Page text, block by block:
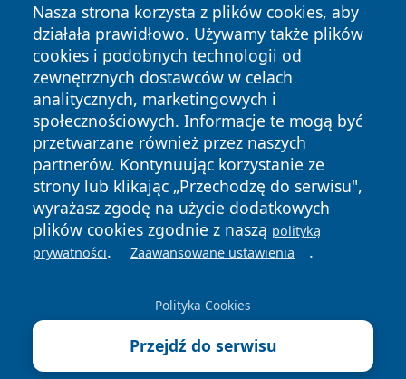
Nasza strona korzysta z plików cookies, aby
działała prawidłowo. Używamy także plików
cookies i podobnych technologii od
zewnętrznych dostawców w celach
analitycznych, marketingowych i
społecznościowych. Informacje te mogą być
przetwarzane również przez naszych
partnerów. Kontynuując korzystanie ze
strony lub klikając „Przechodzę do serwisu",
wyrażasz zgodę na użycie dodatkowych
plików cookies zgodnie z naszą polityką
prywatności. Zaawansowane ustawienia .
Polityka Cookies
Przejdź do serwisu
Copyright © 2026 zywieconline.pl Wszystkie prawa
zastrzeżone.
News Autorzy
Polityka
Prywatności
Polityka
Cookies